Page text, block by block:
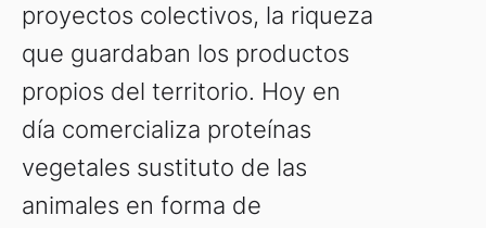
proyectos colectivos, la riqueza
que guardaban los productos
propios del territorio. Hoy en
día comercializa proteínas
vegetales sustituto de las
animales en forma de